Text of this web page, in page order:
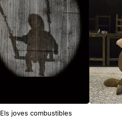
Els joves combustibles